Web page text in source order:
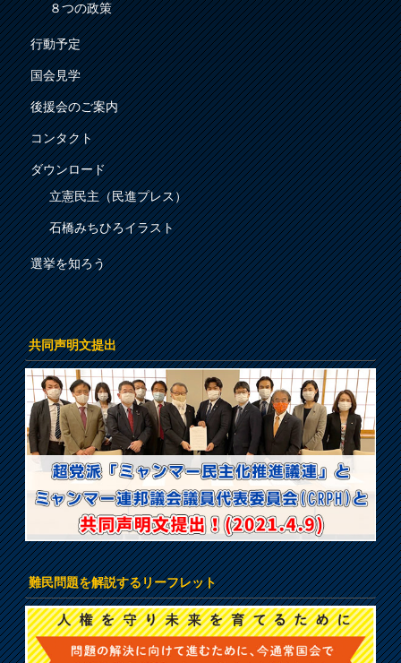
８つの政策
行動予定
国会見学
後援会のご案内
コンタクト
ダウンロード
立憲民主（民進プレス）
石橋みちひろイラスト
選挙を知ろう
共同声明文提出
難民問題を解説するリーフレット